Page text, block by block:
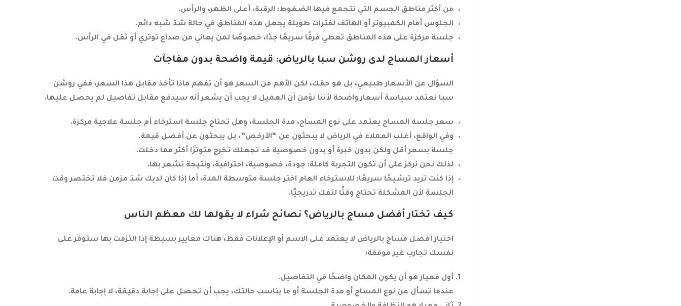
من أكثر مناطق الجسم التي تتجمع فيها الضغوط: الرقبة، أعلى الظهر، والرأس.
الجلوس أمام الكمبيوتر أو الهاتف لفترات طويلة يجعل هذه المناطق في حالة شدّ شبه دائم.
جلسة مركزة على هذه المناطق تعطي فرقًا سريعًا جدًا، خصوصًا لمن يعاني من صداع توتري أو ثقل في الرأس.
أسعار المساج لدى روشن سبا بالرياض: قيمة واضحة بدون مفاجآت
السؤال عن الأسعار طبيعي، بل هو حقك، لكن الأهم من السعر هو أن تفهم ماذا تأخذ مقابل هذا السعر، ففي روشن
سبا نعتمد سياسة أسعار واضحة لأننا نؤمن أن العميل لا يجب أن يشعر أنه سيدفع مقابل تفاصيل لم يحصل عليها.
سعر جلسة المساج يعتمد على نوع المساج، مدة الجلسة، وهل تحتاج جلسة استرخاء أم جلسة علاجية مركزة.
وفي الواقع، أغلب العملاء في الرياض لا يبحثون عن “الأرخص”، بل يبحثون عن أفضل قيمة.
جلسة بسعر أقل ولكن بدون خبرة أو بدون خصوصية قد تجعلك تخرج متوترًا أكثر مما دخلت.
لذلك نحن نركز على أن تكون التجربة كاملة: جودة، خصوصية، احترافية، ونتيجة تشعر بها.
إذا كنت تريد ترشيحًا سريعًا: للاسترخاء العام اختر جلسة متوسطة المدة، أما إذا كان لديك شدّ مزمن فلا تختصر وقت
الجلسة لأن المشكلة تحتاج وقتًا لتفك تدريجيًا.
كيف تختار أفضل مساج بالرياض؟ نصائح شراء لا يقولها لك معظم الناس
اختيار أفضل مساج بالرياض لا يعتمد على الاسم أو الإعلانات فقط، هناك معايير بسيطة إذا التزمت بها ستوفر على
نفسك تجارب غير موفقة:
أول معيار هو أن يكون المكان واضحًا في التفاصيل.
عندما تسأل عن نوع المساج أو مدة الجلسة أو ما يناسب حالتك، يجب أن تحصل على إجابة دقيقة، لا إجابة عامة.